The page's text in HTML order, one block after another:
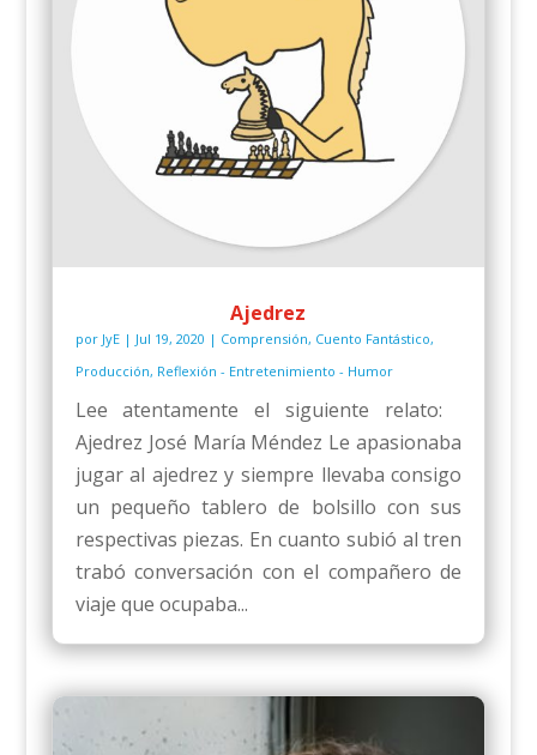
Ajedrez
por JyE| Jul 19, 2020 | Comprensión, Cuento Fantástico,
Producción, Reflexión - Entretenimiento - Humor
Lee atentamente el siguiente relato:
Ajedrez José María Méndez Le apasionaba
jugar al ajedrez y siempre llevaba consigo
un pequeño tablero de bolsillo con sus
respectivas piezas. En cuanto subió al tren
trabó conversación con el compañero de
viaje que ocupaba...